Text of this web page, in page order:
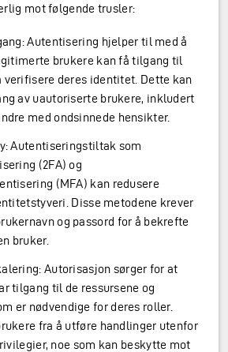
mot følgende trusler:
Autentisering hjelper til med å
brukere kan få tilgang til
verifisere deres identitet. Dette kan
av uautoriserte brukere, inkludert
med ondsinnede hensikter.
Autentiseringstiltak som
(2FA) og
(MFA) kan redusere
Disse metodene krever
og passord for å bekrefte
bruker.
Autorisasjon sørger for at
tilgang til de ressursene og
er nødvendige for deres roller.
fra å utføre handlinger utenfor
noe som kan beskytte mot